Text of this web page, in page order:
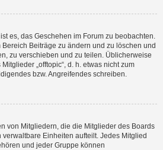
es, das Geschehen im Forum zu beobachten.
Beiträge zu ändern und zu löschen und
zu verschieben und zu teilen. Üblicherweise
„offtopic“, d. h. etwas nicht zum
bzw. Angreifendes schreiben.
von Mitgliedern, die die Mitglieder des Boards
Einheiten aufteilt. Jedes Mitglied
und jeder Gruppe können